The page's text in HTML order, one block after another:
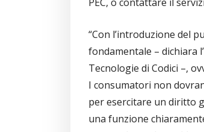
“Con l’introduzione del
fondamentale – dichiara
Tecnologie di Codici –,
I consumatori non
per esercitare un diritto
una funzione